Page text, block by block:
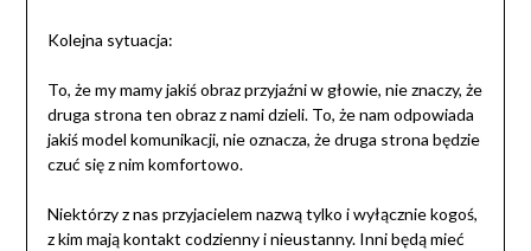
Kolejna sytuacja:
To, że my mamy jakiś obraz przyjaźni w głowie, nie znaczy, że
druga strona ten obraz z nami dzieli. To, że nam odpowiada
jakiś model komunikacji, nie oznacza, że druga strona będzie
czuć się z nim komfortowo.
Niektórzy z nas przyjacielem nazwą tylko i wyłącznie kogoś,
z kim mają kontakt codzienny i nieustanny. Inni będą mieć